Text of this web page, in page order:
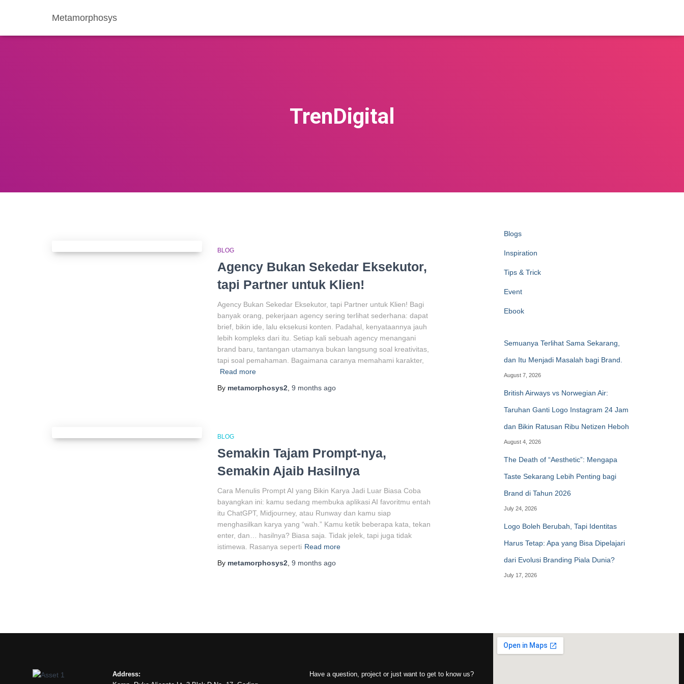
Metamorphosys
TrenDigital
BLOG
Agency Bukan Sekedar Eksekutor,
tapi Partner untuk Klien!
Agency Bukan Sekedar Eksekutor, tapi Partner untuk Klien! Bagi
banyak orang, pekerjaan agency sering terlihat sederhana: dapat
brief, bikin ide, lalu eksekusi konten. Padahal, kenyataannya jauh
lebih kompleks dari itu. Setiap kali sebuah agency menangani
brand baru, tantangan utamanya bukan langsung soal kreativitas,
tapi soal pemahaman. Bagaimana caranya memahami karakter,
Read more
By metamorphosys2 9 months ago
BLOG
Semakin Tajam Prompt-nya,
Semakin Ajaib Hasilnya
Cara Menulis Prompt AI yang Bikin Karya Jadi Luar Biasa Coba
bayangkan ini: kamu sedang membuka aplikasi AI favoritmu entah
itu ChatGPT, Midjourney, atau Runway dan kamu siap
menghasilkan karya yang “wah.” Kamu ketik beberapa kata, tekan
enter, dan… hasilnya? Biasa saja. Tidak jelek, tapi juga tidak
istimewa. Rasanya seperti Read more
By metamorphosys2 9 months ago
Blogs
Inspiration
Tips & Trick
Event
Ebook
Semuanya Terlihat Sama Sekarang,
dan Itu Menjadi Masalah bagi Brand.
August 7, 2026
British Airways vs Norwegian Air:
Taruhan Ganti Logo Instagram 24 Jam
dan Bikin Ratusan Ribu Netizen Heboh
August 4, 2026
The Death of “Aesthetic”: Mengapa
Taste Sekarang Lebih Penting bagi
Brand di Tahun 2026
July 24, 2026
Logo Boleh Berubah, Tapi Identitas
Harus Tetap: Apa yang Bisa Dipelajari
dari Evolusi Branding Piala Dunia?
July 17, 2026
Address:
Have a question, project or just want to get to know us?